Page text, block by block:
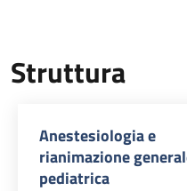
Struttura
Anestesiologia e
rianimazione
pediatrica